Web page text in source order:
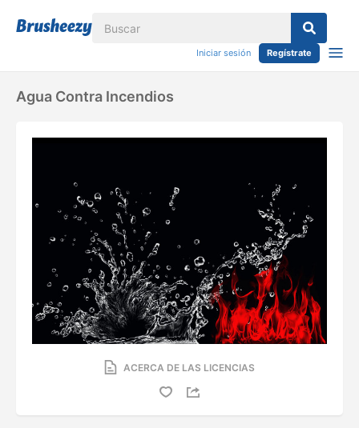
Iniciar sesión Regístrate
Agua Contra Incendios
ACERCA DE LAS LICENCIAS